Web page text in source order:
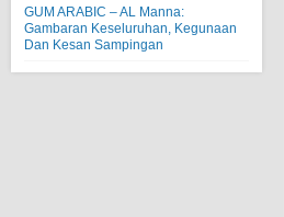
GUM ARABIC – AL Manna:
Gambaran Keseluruhan, Kegunaan
Dan Kesan Sampingan